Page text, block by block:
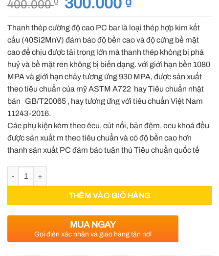
400.000
là:
400.000 ₫.
300.000
tại
là:
300.000 ₫.
Thanh thép cường độ cao PC bar là loại thép hợp kim kết
cấu (40Si2MnV) đảm bảo độ bền cao và độ cứng bề mặt
cao để chịu được tải trọng lớn mà thanh thép không bị phá
huỷ và bề mặt ren không bị biến dạng. với giới hạn bền 1080
MPA và giới hạn chảy tương ứng 930 MPA, được sản xuất
theo tiêu chuẩn của mỹ ASTM A722 hay Tiêu chuẩn nhật
bản GB/T20065 , hay tương ứng với tiêu chuẩn Việt Nam
11243-2016.
Các phụ kiện kèm theo êcu, cút nối, bản đệm, ecu khoá đều
được sản xuất m theo tiêu chuẩn và có độ bền cao hơn
thanh sản xuất PC đảm bảo tuận thủ Tiêu chuẩn quốc tế
THÊM VÀO GIỎ HÀNG
MUA NGAY
Gọi điện xác nhận và giao hàng tận nơi